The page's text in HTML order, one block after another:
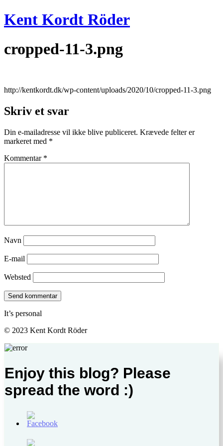
Videre
til
Kent Kordt Röder
cropped-11-3.png
http://kentkordt.dk/wp-content/uploads/2020/10/cropped-11-3.png
Skriv et svar
Din e-mailadresse vil ikke blive publiceret. Krævede felter er
markeret med *
Kommentar *
Navn
E-mail
Websted
It’s personal
© 2023 Kent Kordt Röder
Enjoy this blog? Please
spread the word :)